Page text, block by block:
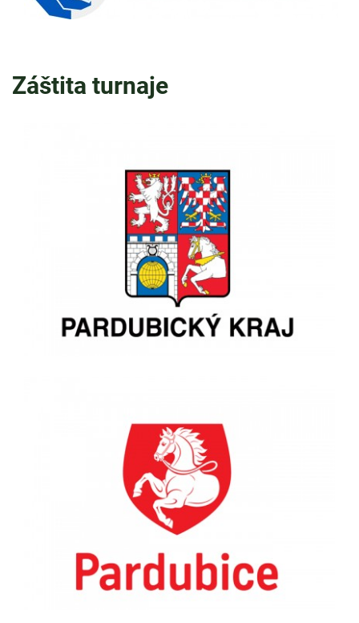
Záštita turnaje